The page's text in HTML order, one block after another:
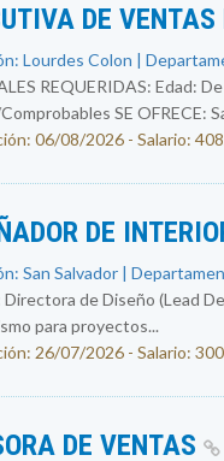
DE
Lourdes Colon |
REQUERIDAS: Edad:
SE OFRECE:
06/08/2026 - Salario:
DE
San Salvador |
de Diseño (Lead
para proyectos...
26/07/2026 - Salario:
DE VENTAS